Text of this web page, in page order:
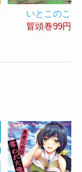
いとこのこ
冒頭巻99円